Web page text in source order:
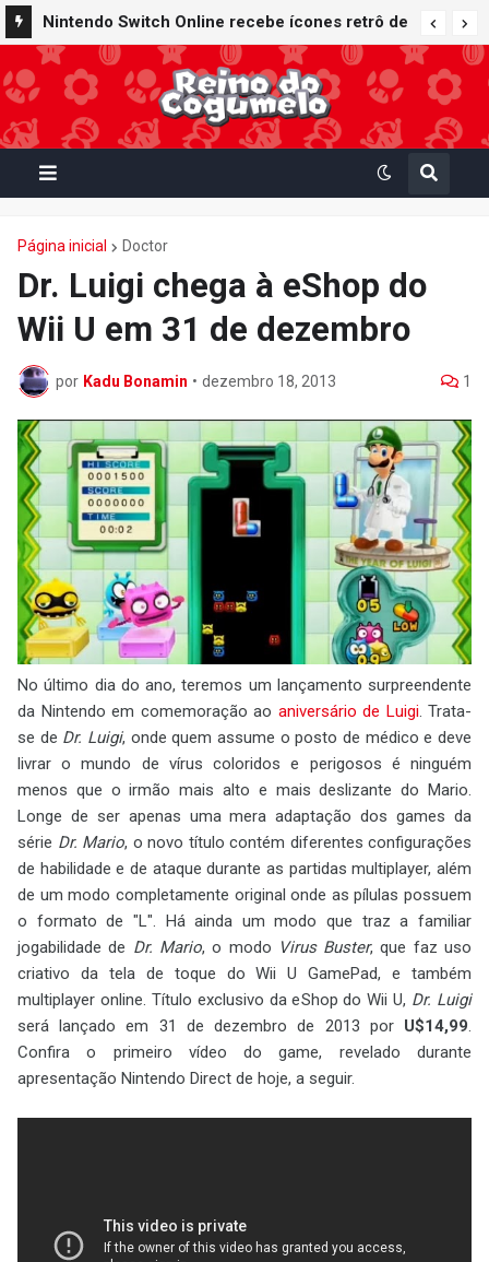
Nintendo Switch Online recebe ícones retrô de
Mario Paint (SNES) e Mario Kart: Super Circuit
(GBA)
Página inicial Doctor
Dr. Luigi chega à eShop do
Wii U em 31 de dezembro
por Kadu Bonamin • dezembro 18, 2013 1
No último dia do ano, teremos um lançamento surpreendente
da Nintendo em comemoração ao aniversário de Luigi. Trata-
se de Dr. Luigi, onde quem assume o posto de médico e deve
livrar o mundo de vírus coloridos e perigosos é ninguém
menos que o irmão mais alto e mais deslizante do Mario.
Longe de ser apenas uma mera adaptação dos games da
série Dr. Mario, o novo título contém diferentes configurações
de habilidade e de ataque durante as partidas multiplayer, além
de um modo completamente original onde as pílulas possuem
o formato de "L". Há ainda um modo que traz a familiar
jogabilidade de Dr. Mario, o modo Virus Buster, que faz uso
criativo da tela de toque do Wii U GamePad, e também
multiplayer online. Título exclusivo da eShop do Wii U, Dr. Luigi
será lançado em 31 de dezembro de 2013 por U$14,99.
Confira o primeiro vídeo do game, revelado durante
apresentação Nintendo Direct de hoje, a seguir.